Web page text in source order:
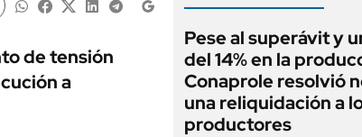
de tensión
a
Pese al superávit y
del 14% en la
Conaprole resolvió
una reliquidación a
productores